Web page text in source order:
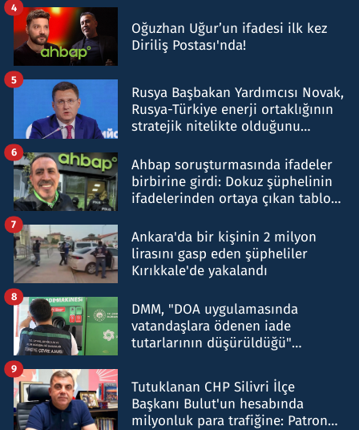
Oğuzhan Uğur’un ifadesi ilk kez
Diriliş Postası'nda!
4
Rusya Başbakan Yardımcısı Novak,
Rusya-Türkiye enerji ortaklığının
stratejik nitelikte olduğunu
5
Ahbap soruşturmasında ifadeler
birbirine girdi: Dokuz şüphelinin
ifadelerinden ortaya çıkan tablo
6
Ankara'da bir kişinin 2 milyon
lirasını gasp eden şüpheliler
Kırıkkale'de yakalandı
7
DMM, "DOA uygulamasında
vatandaşlara ödenen iade
tutarlarının düşürüldüğü"
8
Tutuklanan CHP Silivri İlçe
Başkanı Bulut'un hesabında
milyonluk para trafiğine: Patron
9